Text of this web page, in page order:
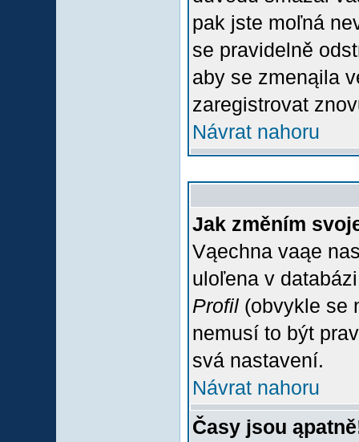
pak jste moľná
se pravidelně
aby se zmenąila
zaregistrovat
Návrat nahoru
Jak změním
Vąechna vaąe
uloľena v
Profil (obvykle se
nemusí to být
svá nastavení.
Návrat nahoru
Časy jsou